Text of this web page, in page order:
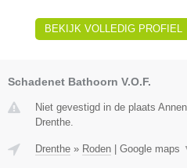
BEKIJK VOLLEDIG PROFIEL
Schadenet Bathoorn V.O.F.
Niet gevestigd in de plaats
Drenthe.
Drenthe » Roden | Google maps